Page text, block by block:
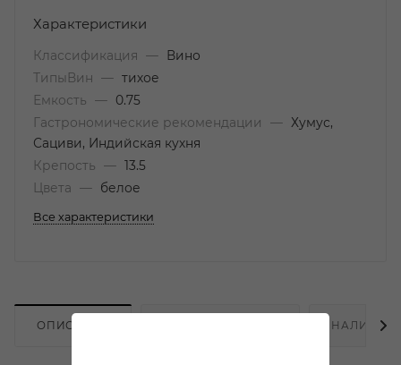
Характеристики
Классификация —
Вино
ТипыВин
— тихое
Емкость
—
0.75
Гастрономические рекомендации
—
Хумус,
Сациви, Индийская кухня
Крепость
— 13.5
Цвета
— белое
Все характеристики
ОПИСАНИЕ НАЛИЧИЕ